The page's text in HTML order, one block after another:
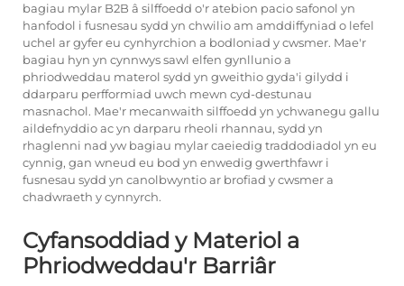
bagiau mylar B2B â silffoedd o'r atebion pacio safonol yn
hanfodol i fusnesau sydd yn chwilio am amddiffyniad o lefel
uchel ar gyfer eu cynhyrchion a bodloniad y cwsmer. Mae'r
bagiau hyn yn cynnwys sawl elfen gynllunio a
phriodweddau materol sydd yn gweithio gyda'i gilydd i
ddarparu perfformiad uwch mewn cyd-destunau
masnachol. Mae'r mecanwaith silffoedd yn ychwanegu gallu
aildefnyddio ac yn darparu rheoli rhannau, sydd yn
rhaglenni nad yw bagiau mylar caeiedig traddodiadol yn eu
cynnig, gan wneud eu bod yn enwedig gwerthfawr i
fusnesau sydd yn canolbwyntio ar brofiad y cwsmer a
chadwraeth y cynnyrch.
Cyfansoddiad y Materiol a
Phriodweddau'r Barriâr